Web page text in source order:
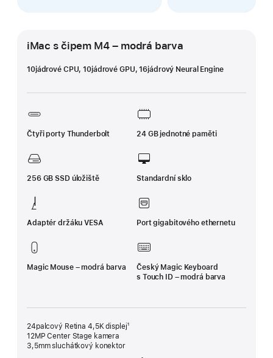
iMac s čipem M4 – modrá barva
10jádrové CPU, 10jádrové GPU, 16jádrový Neural Engine
Čtyři porty Thunderbolt 24 GB jednotné paměti
256 GB SSD úložiště Standardní sklo
Adaptér držáku VESA Port gigabitového ethernetu
Magic Mouse – modrá barva
Český Magic Keyboard
s Touch ID – modrá barva
24palcový Retina 4,5K displej¹
12MP Center Stage kamera
3,5mm sluchátkový konektor